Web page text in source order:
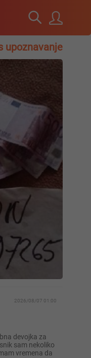
upoznavanje
2026/08/07 01:00
sam nekoliko
vremena da